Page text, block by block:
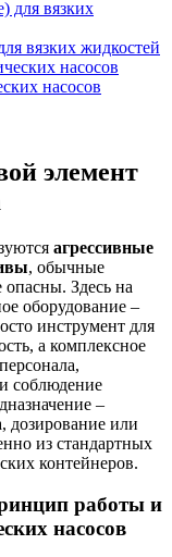
вязких жидкостей
насосов
элемент
агрессивные
, обычные
Здесь на
оборудование –
инструмент для
а комплексное
соблюдение
–
дозирование или
из стандартных
контейнеров.
работы и
насосов